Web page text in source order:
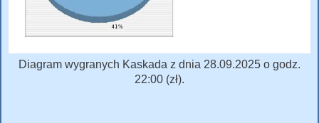
Diagram wygranych Kaskada z dnia 28.09.2025 o godz.
22:00 (zł).